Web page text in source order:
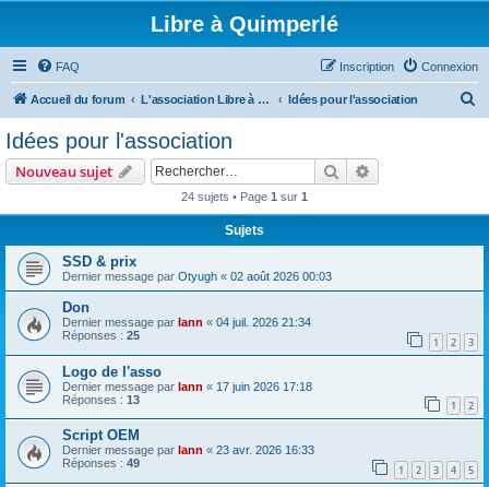
Libre à Quimperlé
FAQ Connexion
Inscription
Accueil du forum L'association Libre à Quimperlé Idées pour l'association
r
Idées pour l'association
Nouveau sujet Rechercher
24 sujets • Page 1 sur 1
Sujets
SSD & prix
Dernier message par Otyugh « 02 août 2026 00:03
Don
Dernier message par lann « 04 juil. 2026 21:34
Réponses : 25 1 2 3
Logo de l'asso
Dernier message par lann « 17 juin 2026 17:18
Réponses : 13 1 2
Script OEM
Dernier message par lann « 23 avr. 2026 16:33
Réponses : 49 1 2 3 4 5